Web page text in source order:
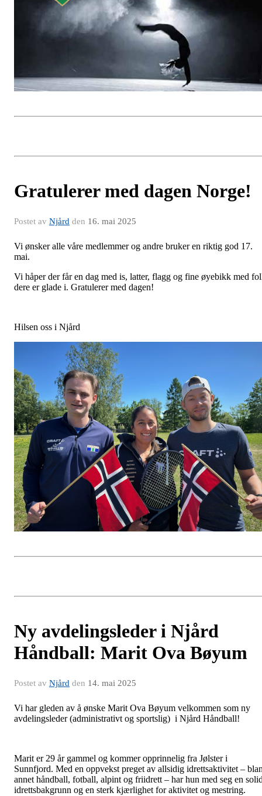
Gratulerer med dagen Norge!
Postet av Njård den 16. mai 2025
Vi ønsker alle våre medlemmer og andre bruker en riktig god 17.
mai.
Vi håper der får en dag med is, latter, flagg og fine øyebikk med
dere er glade i. Gratulerer med dagen!
Hilsen oss i Njård
Ny avdelingsleder i Njård
Håndball: Marit Ova Bøyum
Postet av Njård den 14. mai 2025
Vi har gleden av å ønske Marit Ova Bøyum velkommen som ny
avdelingsleder (administrativt og sportslig) i Njård Håndball!
Marit er 29 år gammel og kommer opprinnelig fra Jølster i
Sunnfjord. Med en oppvekst preget av allsidig idrettsaktivitet –
annet håndball, fotball, alpint og friidrett – har hun med seg en
idrettsbakgrunn og en sterk kjærlighet for aktivitet og mestring.